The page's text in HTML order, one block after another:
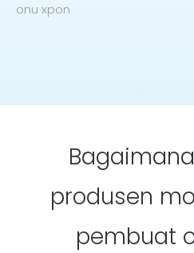
onu xpon
produsen
pembuat